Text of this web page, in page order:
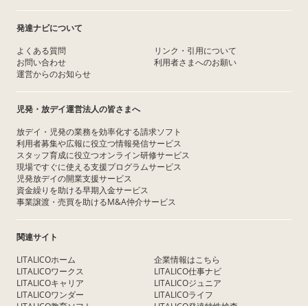
発達ナビについて
よくある質問
お問い合わせ
運営からのお知らせ
リンク・引用について
利用者さまへのお願い
児発・放デイ運営法人の皆さまへ
放デイ・児発の業務を効率化する請求ソフト
利用者募集や広報に役立つ情報発信サービス
スタッフ育成に役立つオンライン研修サービス
現場ですぐに使える支援プログラムサービス
児発放デイの開業支援サービス
資金繰りを助ける早期入金サービス
事業譲渡・売買を助けるM&A仲介サービス
関連サイト
LITALICOホーム
LITALICOワークス
LITALICOキャリア
LITALICOワンダー
企業情報はこちら
LITALICO仕事ナビ
LITALICOジュニア
LITALICOライフ